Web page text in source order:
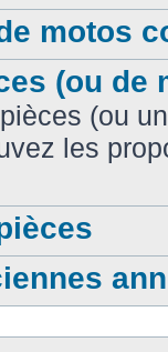
motos
(ou de
(ou
les